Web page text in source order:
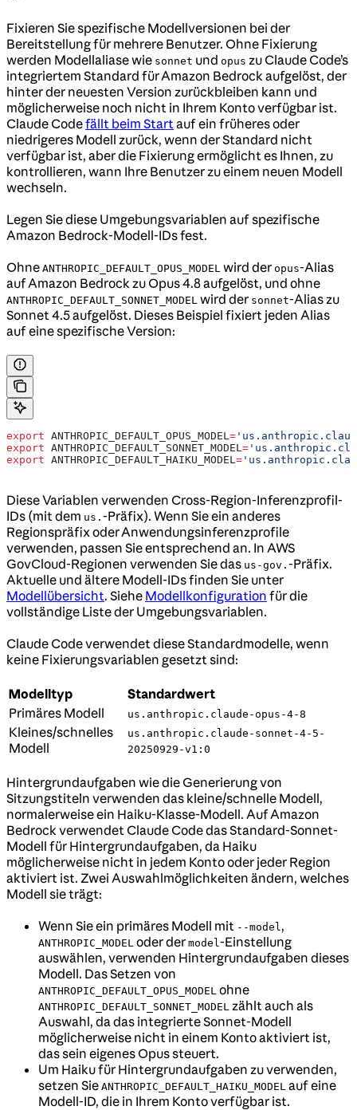
Fixieren Sie spezifische Modellversionen bei der
Bereitstellung für mehrere Benutzer. Ohne Fixierung
werden Modellaliase wie sonnet und opus zu Claude Code’s
integriertem Standard für Amazon Bedrock aufgelöst, der
hinter der neuesten Version zurückbleiben kann und
möglicherweise noch nicht in Ihrem Konto verfügbar ist.
Claude Codefällt beim Start auf ein früheres oder
niedrigeres Modell zurück, wenn der Standard nicht
verfügbar ist, aber die Fixierung ermöglicht es Ihnen, zu
kontrollieren, wann Ihre Benutzer zu einem neuen Modell
wechseln.
Legen Sie diese Umgebungsvariablen auf spezifische
Amazon Bedrock-Modell-IDs fest.
Ohne ANTHROPIC_DEFAULT_OPUS_MODEL wird der opus-Alias
auf Amazon Bedrock zu Opus 4.8 aufgelöst, und ohne
ANTHROPIC_DEFAULT_SONNET_MODEL wird der sonnet-Alias zu
Sonnet 4.5 aufgelöst. Dieses Beispiel fixiert jeden Alias
auf eine spezifische Version:
export ANTHROPIC_DEFAULT_OPUS_MODEL =
export ANTHROPIC_DEFAULT_SONNET_MODEL =
export ANTHROPIC_DEFAULT_HAIKU_MODEL =
Diese Variablen verwenden Cross-Region-Inferenzprofil-
IDs (mit dem us. -Präfix). Wenn Sie ein anderes
Regionspräfix oder Anwendungsinferenzprofile
verwenden, passen Sie entsprechend an. In AWS
GovCloud-Regionen verwenden Sie das us-gov. -Präfix.
Aktuelle und ältere Modell-IDs finden Sie unter
Modellübersicht. Siehe Modellkonfiguration für die
vollständige Liste der Umgebungsvariablen.
Claude Code verwendet diese Standardmodelle, wenn
keine Fixierungsvariablen gesetzt sind:
Modelltyp
Standardwert
Primäres Modell
us.anthropic.claude-opus-4-8
Kleines/schnelles
Modell
us.anthropic.claude-sonnet-4-5-
20250929-v1:0
Hintergrundaufgaben wie die Generierung von
Sitzungstiteln verwenden das kleine/schnelle Modell,
normalerweise ein Haiku-Klasse-Modell. Auf Amazon
Bedrock verwendet Claude Code das Standard-Sonnet-
Modell für Hintergrundaufgaben, da Haiku
möglicherweise nicht in jedem Konto oder jeder Region
aktiviert ist. Zwei Auswahlmöglichkeiten ändern, welches
Modell sie trägt:
Wenn Sie ein primäres Modell mit --model ,
ANTHROPIC_MODEL oder der model -Einstellung
auswählen, verwenden Hintergrundaufgaben dieses
Modell. Das Setzen von
ANTHROPIC_DEFAULT_OPUS_MODEL ohne
ANTHROPIC_DEFAULT_SONNET_MODEL zählt auch als
Auswahl, da das integrierte Sonnet-Modell
möglicherweise nicht in einem Konto aktiviert ist,
das sein eigenes Opus steuert.
Um Haiku für Hintergrundaufgaben zu verwenden,
setzen Sie ANTHROPIC_DEFAULT_HAIKU_MODEL auf eine
Modell-ID, die in Ihrem Konto verfügbar ist.